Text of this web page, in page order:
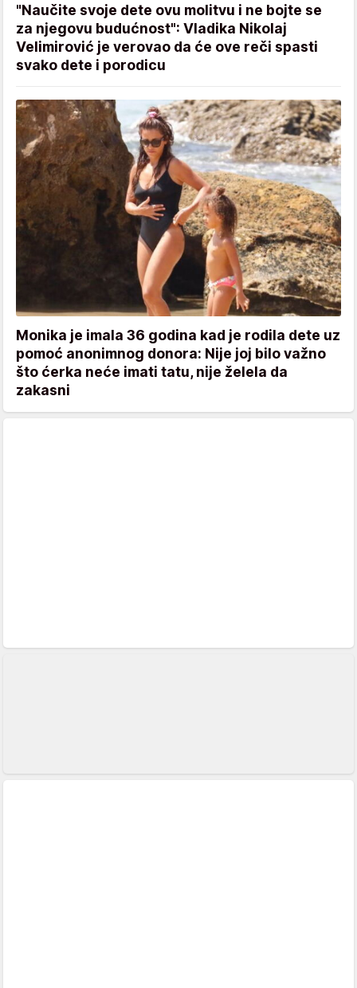
"Naučite svoje dete ovu molitvu i ne bojte se
za njegovu budućnost": Vladika Nikolaj
Velimirović je verovao da će ove reči spasti
svako dete i porodicu
Monika je imala 36 godina kad je rodila dete uz
pomoć anonimnog donora: Nije joj bilo važno
što ćerka neće imati tatu, nije želela da
zakasni